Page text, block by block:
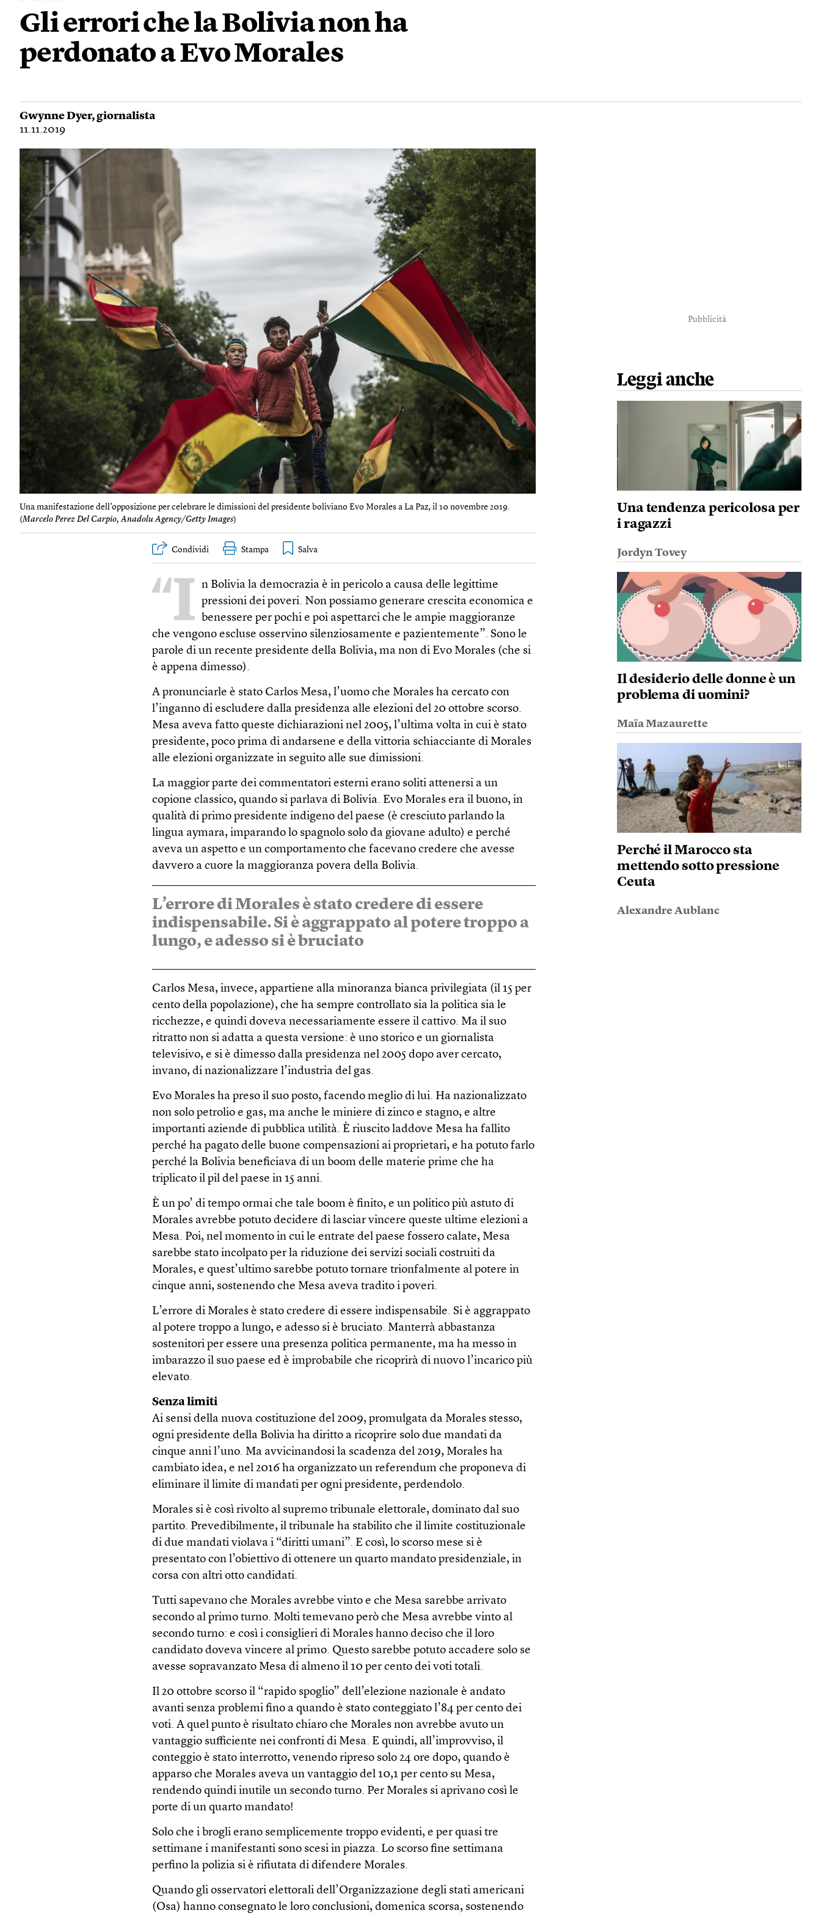
Gli errori che la Bolivia non ha
perdonato a Evo Morales
Gwynne Dyer, giornalista
11.11.2019
Una manifestazione dell’opposizione per celebrare le dimissioni del presidente boliviano Evo Morales a La Paz, il 10 novembre 2019.
(Marcelo Perez Del Carpio, Anadolu Agency/Getty Images)
Condividi Stampa
“I n Bolivia la democrazia è in pericolo a causa delle legittime
pressioni dei poveri. Non possiamo generare crescita economica e
benessere per pochi e poi aspettarci che le ampie maggioranze
che vengono escluse osservino silenziosamente e pazientemente”. Sono le
parole di un recente presidente della Bolivia, ma non di Evo Morales (che si
è appena dimesso).
A pronunciarle è stato Carlos Mesa, l’uomo che Morales ha cercato con
l’inganno di escludere dalla presidenza alle elezioni del 20 ottobre scorso.
Mesa aveva fatto queste dichiarazioni nel 2005, l’ultima volta in cui è stato
presidente, poco prima di andarsene e della vittoria schiacciante di Morales
alle elezioni organizzate in seguito alle sue dimissioni.
La maggior parte dei commentatori esterni erano soliti attenersi a un
copione classico, quando si parlava di Bolivia. Evo Morales era il buono, in
qualità di primo presidente indigeno del paese (è cresciuto parlando la
lingua aymara, imparando lo spagnolo solo da giovane adulto) e perché
aveva un aspetto e un comportamento che facevano credere che avesse
davvero a cuore la maggioranza povera della Bolivia.
L’errore di Morales è stato credere di essere
indispensabile. Si è aggrappato al potere troppo a
lungo, e adesso si è bruciato
Carlos Mesa, invece, appartiene alla minoranza bianca privilegiata (il 15 per
cento della popolazione), che ha sempre controllato sia la politica sia le
ricchezze, e quindi doveva necessariamente essere il cattivo. Ma il suo
ritratto non si adatta a questa versione: è uno storico e un giornalista
televisivo, e si è dimesso dalla presidenza nel 2005 dopo aver cercato,
invano, di nazionalizzare l’industria del gas.
Evo Morales ha preso il suo posto, facendo meglio di lui. Ha nazionalizzato
non solo petrolio e gas, ma anche le miniere di zinco e stagno, e altre
importanti aziende di pubblica utilità. È riuscito laddove Mesa ha fallito
perché ha pagato delle buone compensazioni ai proprietari, e ha potuto farlo
perché la Bolivia beneficiava di un boom delle materie prime che ha
triplicato il pil del paese in 15 anni.
È un po’ di tempo ormai che tale boom è finito, e un politico più astuto di
Morales avrebbe potuto decidere di lasciar vincere queste ultime elezioni a
Mesa. Poi, nel momento in cui le entrate del paese fossero calate, Mesa
sarebbe stato incolpato per la riduzione dei servizi sociali costruiti da
Morales, e quest’ultimo sarebbe potuto tornare trionfalmente al potere in
cinque anni, sostenendo che Mesa aveva tradito i poveri.
L’errore di Morales è stato credere di essere indispensabile. Si è aggrappato
al potere troppo a lungo, e adesso si è bruciato. Manterrà abbastanza
sostenitori per essere una presenza politica permanente, ma ha messo in
imbarazzo il suo paese ed è improbabile che ricoprirà di nuovo l’incarico più
elevato.
Senza limiti
Ai sensi della nuova costituzione del 2009, promulgata da Morales stesso,
ogni presidente della Bolivia ha diritto a ricoprire solo due mandati da
cinque anni l’uno. Ma avvicinandosi la scadenza del 2019, Morales ha
cambiato idea, e nel 2016 ha organizzato un referendum che proponeva di
eliminare il limite di mandati per ogni presidente, perdendolo.
Morales si è così rivolto al supremo tribunale elettorale, dominato dal suo
partito. Prevedibilmente, il tribunale ha stabilito che il limite costituzionale
di due mandati violava i “diritti umani”. E così, lo scorso mese si è
presentato con l’obiettivo di ottenere un quarto mandato presidenziale, in
corsa con altri otto candidati.
Tutti sapevano che Morales avrebbe vinto e che Mesa sarebbe arrivato
secondo al primo turno. Molti temevano però che Mesa avrebbe vinto al
secondo turno: e così i consiglieri di Morales hanno deciso che il loro
candidato doveva vincere al primo. Questo sarebbe potuto accadere solo se
avesse sopravanzato Mesa di almeno il 10 per cento dei voti totali.
Il 20 ottobre scorso il “rapido spoglio” dell’elezione nazionale è andato
avanti senza problemi fino a quando è stato conteggiato l’84 per cento dei
voti. A quel punto è risultato chiaro che Morales non avrebbe avuto un
vantaggio sufficiente nei confronti di Mesa. E quindi, all’improvviso, il
conteggio è stato interrotto, venendo ripreso solo 24 ore dopo, quando è
apparso che Morales aveva un vantaggio del 10,1 per cento su Mesa,
rendendo quindi inutile un secondo turno. Per Morales si aprivano così le
porte di un quarto mandato!
Solo che i brogli erano semplicemente troppo evidenti, e per quasi tre
settimane i manifestanti sono scesi in piazza. Lo scorso fine settimana
perfino la polizia si è rifiutata di difendere Morales.
Quando gli osservatori elettorali dell’Organizzazione degli stati americani
(Osa) hanno consegnato le loro conclusioni, domenica scorsa, sostenendo
Pubblicità
Leggi anche
Una tendenza pericolosa per
i ragazzi
Jordyn Tovey
Il desiderio delle donne è un
problema di uomini?
Maïa Mazaurette
Perché il Marocco sta
mettendo sotto pressione
Ceuta
Alexandre Aublanc